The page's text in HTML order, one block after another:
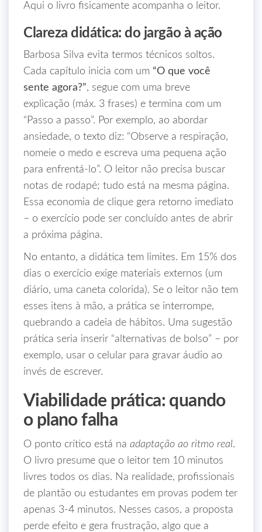
Aqui o livro fisicamente acompanha o leitor.
Clareza didática: do jargão à ação
Barbosa Silva evita termos técnicos soltos.
Cada capítulo inicia com um “O que você
sente agora?”, segue com uma breve
explicação (máx. 3 frases) e termina com um
“Passo a passo”. Por exemplo, ao abordar
ansiedade, o texto diz: “Observe a respiração,
nomeie o medo e escreva uma pequena ação
para enfrentá‑lo”. O leitor não precisa buscar
notas de rodapé; tudo está na mesma página.
Essa economia de clique gera retorno imediato
– o exercício pode ser concluído antes de abrir
a próxima página.
No entanto, a didática tem limites. Em 15% dos
dias o exercício exige materiais externos (um
diário, uma caneta colorida). Se o leitor não tem
esses itens à mão, a prática se interrompe,
quebrando a cadeia de hábitos. Uma sugestão
prática seria inserir “alternativas de bolso” – por
exemplo, usar o celular para gravar áudio ao
invés de escrever.
Viabilidade prática: quando
o plano falha
O ponto crítico está na adaptação ao ritmo real.
O livro presume que o leitor tem 10 minutos
livres todos os dias. Na realidade, profissionais
de plantão ou estudantes em provas podem ter
apenas 3‑4 minutos. Nesses casos, a proposta
perde efeito e gera frustração, algo que a